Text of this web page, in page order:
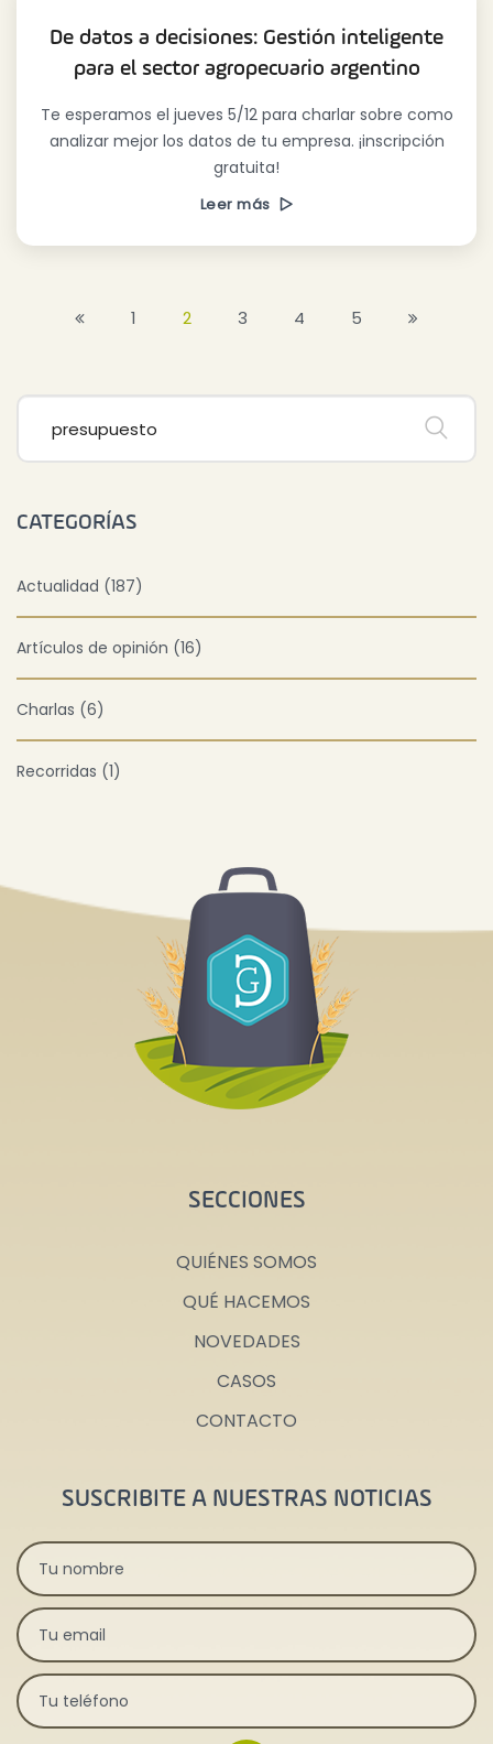
De datos a decisiones: Gestión inteligente
para el sector agropecuario argentino
Te esperamos el jueves 5/12 para charlar sobre como
analizar mejor los datos de tu empresa. ¡inscripción
gratuita!
Leer más
1 2 3 4 5
CATEGORÍAS
Actualidad (187)
Artículos de opinión (16)
Charlas (6)
Recorridas (1)
SECCIONES
QUIÉNES SOMOS
QUÉ HACEMOS
NOVEDADES
CASOS
CONTACTO
SUSCRIBITE A NUESTRAS NOTICIAS